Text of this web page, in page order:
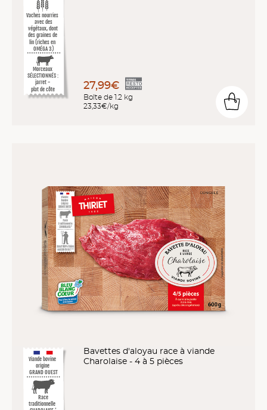
Vaches nourries
avec des
végétaux, dont
des graines de
lin (riches en
OMÉGA 3)
Morceaux
SÉLECTIONNÉS :
jarret -
plat de côte 27,99€
Boîte de 1.2 kg
23,33€/kg
Viande bovine
origine
GRAND OUEST
Race
traditionnelle
Bavettes d'aloyau race à viande
Charolaise - 4 à 5 pièces